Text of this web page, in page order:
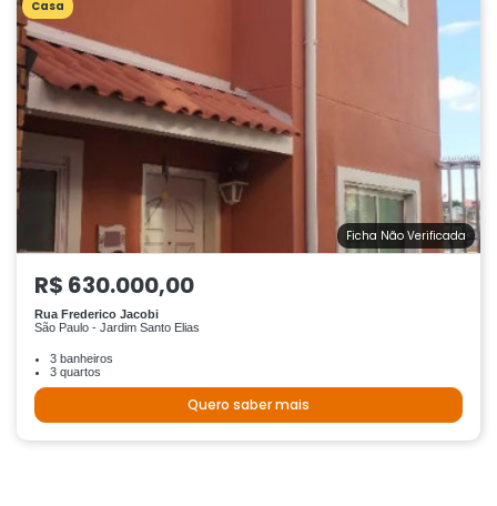
Casa
Ficha Não Verificada
R$ 630.000,00
Rua Frederico Jacobi
São Paulo - Jardim Santo Elias
3 banheiros
3 quartos
Quero saber mais